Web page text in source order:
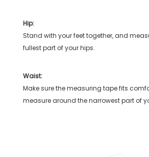
Hip:
Stand with your feet together, and
fullest part of your hips.
Waist:
Make sure the measuring tape fits
measure around the narrowest part of